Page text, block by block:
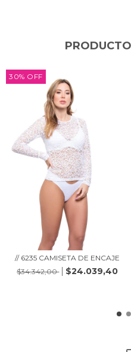
30% OFF
// 6235 CAMISETA DE ENCAJE
$34.342,00
$24.039,40